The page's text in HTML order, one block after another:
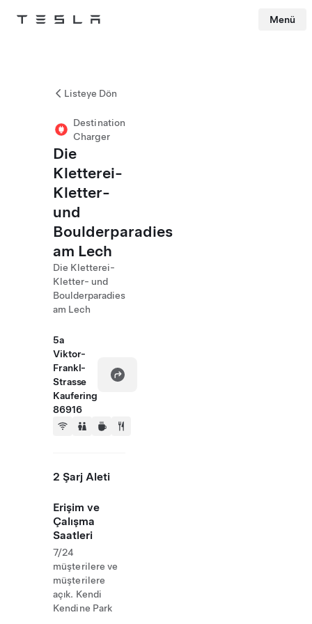
Tesla Menü
Listeye Dön
Destination
Charger
Die
Kletterei-
Kletter-
und
Boulderparadies
am Lech
Die Kletterei-
Kletter- und
Boulderparadies
am Lech
5a
Viktor-
Frankl-
Strasse
Kaufering
86916
2 Şarj Aleti
Erişim ve
Çalışma
Saatleri
7/24
müşterilere ve
müşterilere
açık. Kendi
Kendine Park